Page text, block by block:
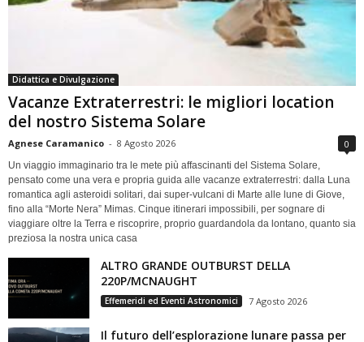
Didattica e Divulgazione
Vacanze Extraterrestri: le migliori location
del nostro Sistema Solare
Agnese Caramanico - 8 Agosto 2026 0
Un viaggio immaginario tra le mete più affascinanti del Sistema Solare,
pensato come una vera e propria guida alle vacanze extraterrestri: dalla Luna
romantica agli asteroidi solitari, dai super-vulcani di Marte alle lune di Giove,
fino alla “Morte Nera” Mimas. Cinque itinerari impossibili, per sognare di
viaggiare oltre la Terra e riscoprire, proprio guardandola da lontano, quanto sia
preziosa la nostra unica casa
ALTRO GRANDE OUTBURST DELLA
220P/MCNAUGHT
Effemeridi ed Eventi Astronomici 7 Agosto 2026
Il futuro dell’esplorazione lunare passa per